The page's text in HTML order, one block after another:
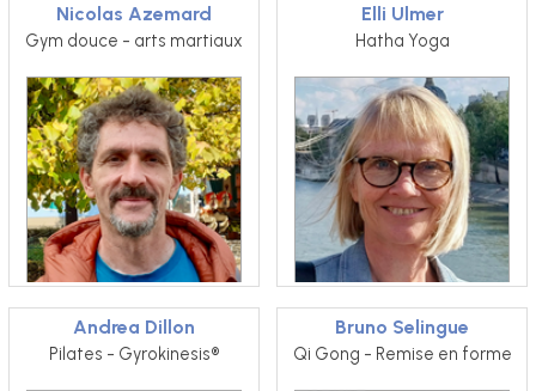
Nicolas Azemard
Gym douce - arts martiaux
Elli Ulmer
Hatha Yoga
Andrea Dillon
Pilates - Gyrokinesis®
Bruno Selingue
Qi Gong - Remise en forme